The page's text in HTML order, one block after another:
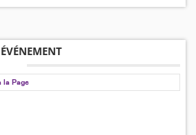
la Page